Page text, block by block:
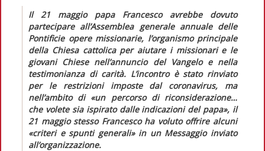
Il 21 maggio papa Francesco avrebbe dovuto
partecipare all’Assemblea generale annuale delle
Pontificie opere missionarie, l’organismo principale
della Chiesa cattolica per aiutare i missionari e le
giovani Chiese nell’annuncio del Vangelo e nella
testimonianza di carità. L’incontro è stato rinviato
per le restrizioni imposte dal coronavirus, ma
nell’ambito di «un percorso di riconsiderazione…
che volete sia ispirato dalle indicazioni del papa», il
21 maggio stesso Francesco ha voluto offrire alcuni
«criteri e spunti generali» in un Messaggio inviato
all’organizzazione.